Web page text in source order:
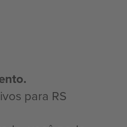
para RS